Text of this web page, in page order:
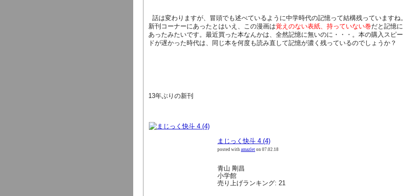
話は変わりますが、冒頭でも述べているように中学時代の記憶って結構残っていますね。
新刊コーナーにあったとはいえ、この漫画は覚えのない表紙、持っていない巻だと記憶に
あったみたいです。最近買った本なんかは、全然記憶に無いのに・・・。本の購入スピー
ドが遅かった時代は、同じ本を何度も読み直して記憶が濃く残っているのでしょうか？
13年ぶりの新刊
まじっく快斗 4 (4)
posted with amazlet on 07.02.18
青山 剛昌
小学館
売り上げランキング: 21